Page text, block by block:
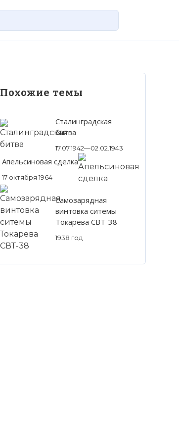
Похожие темы
Сталинградская
битва
17.07.1942—02.02.1943
Апельсиновая сделка
17 октября 1964
Самозарядная
винтовка ситемы
Токарева СВТ-38
1938 год